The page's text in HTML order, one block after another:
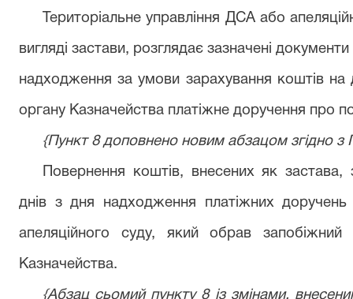
Територіальне управління ДСА або
вигляді застави, розглядає зазначені
надходження за умови зарахування коштів
органу Казначейства платіжне доручення про
{Пункт 8 доповнено новим абзацом згідно
Повернення коштів, внесених як
днів з дня надходження платіжних
апеляційного суду, який обрав
Казначейства.
{Абзац сьомий пункту 8 із змінами,